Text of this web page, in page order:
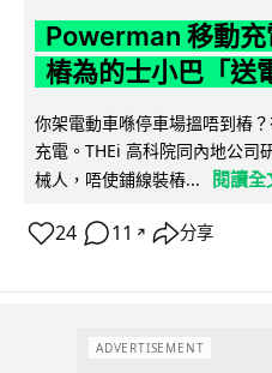
Powerman 移動
樁為的士小巴「送
你架電動車喺停車場搵唔到樁
充電。THEi 高科院同內地公
械人，唔使鋪線裝樁...
閱讀全
24 11 ↗ 分享
ADVERTISEMENT